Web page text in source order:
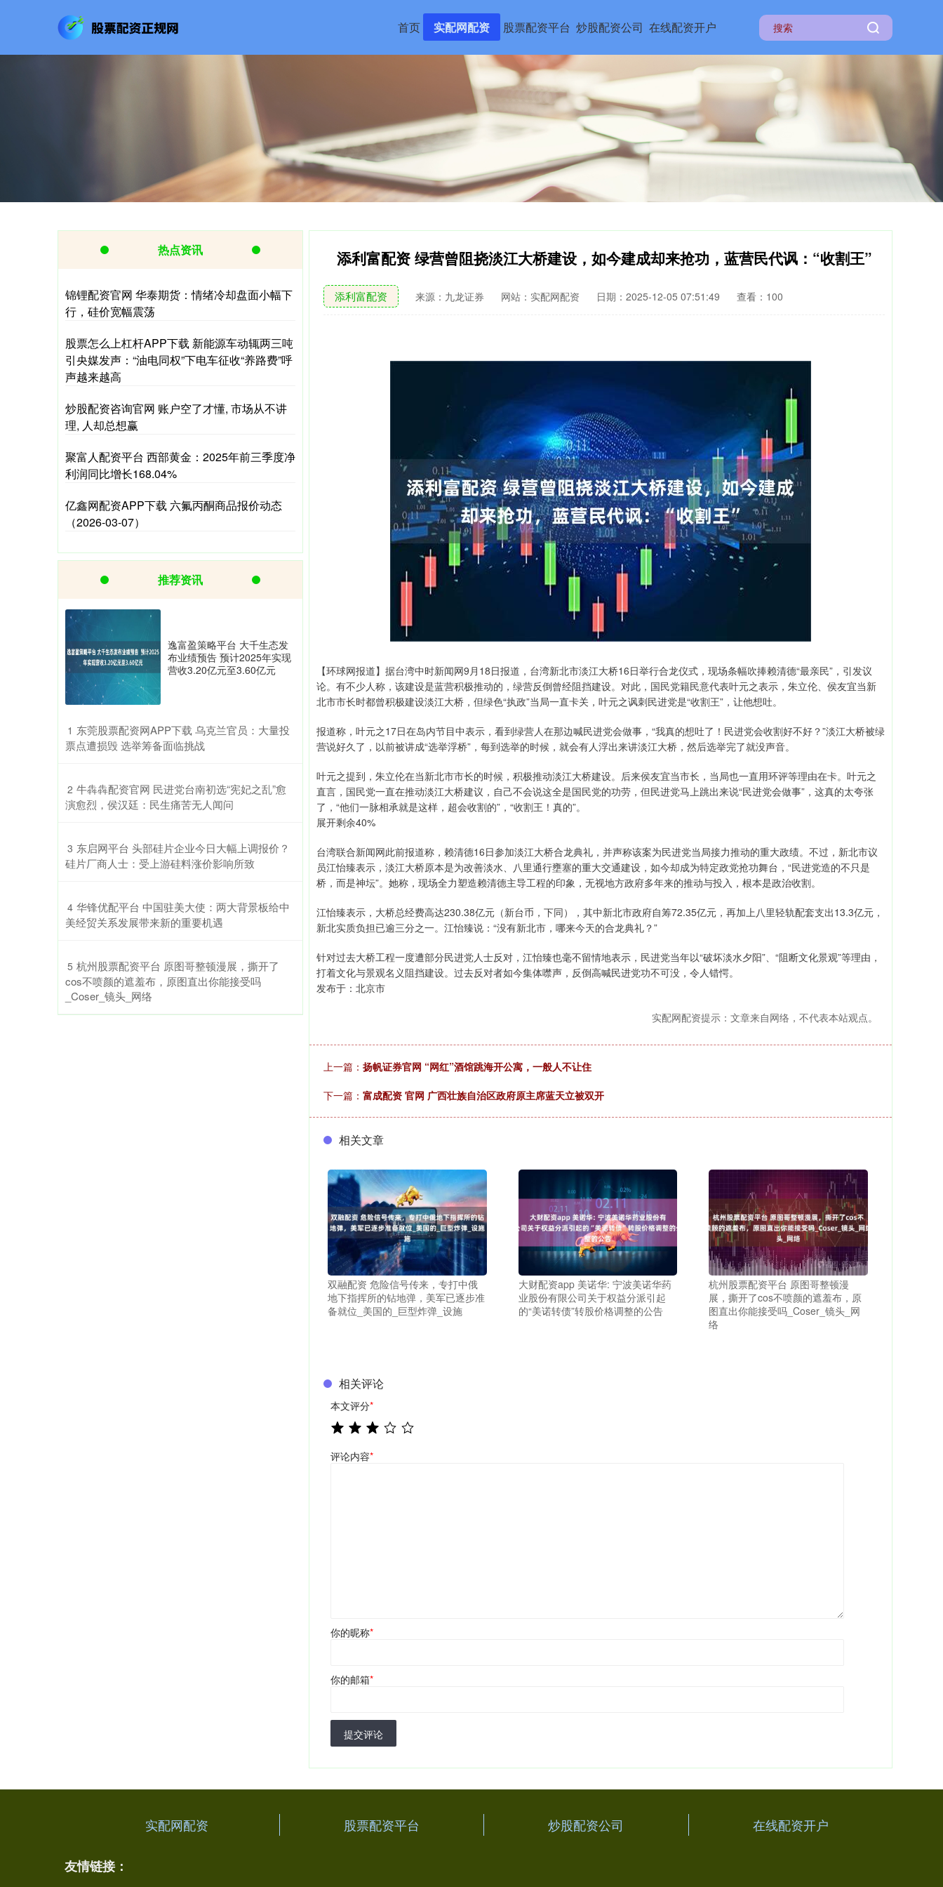
首页 实配网配资 股票配资平台 炒股配资公司 在线配资开户
添利富配资 绿营曾阻挠淡江大桥建设，如今建成却来抢功，蓝营民代讽：“收割王”
添利富配资 来源：九龙证券 网站：实配网配资 日期：2025-12-05 07:51:49 查看：100
【环球网报道】据台湾中时新闻网9月18日报道，台湾新北市淡江大桥16日举行合龙仪式，现场条幅吹捧赖清德“最亲民”，引发议
论。有不少人称，该建设是蓝营积极推动的，绿营反倒曾经阻挡建设。对此，国民党籍民意代表叶元之表示，朱立伦、侯友宜当新
北市市长时都曾积极建设淡江大桥，但绿色“执政”当局一直卡关，叶元之讽刺民进党是“收割王”，让他想吐。
报道称，叶元之17日在岛内节目中表示，看到绿营人在那边喊民进党会做事，“我真的想吐了！民进党会收割好不好？”淡江大桥被绿
营说好久了，以前被讲成“选举浮桥”，每到选举的时候，就会有人浮出来讲淡江大桥，然后选举完了就没声音。
叶元之提到，朱立伦在当新北市市长的时候，积极推动淡江大桥建设。后来侯友宜当市长，当局也一直用环评等理由在卡。叶元之
直言，国民党一直在推动淡江大桥建议，自己不会说这全是国民党的功劳，但民进党马上跳出来说“民进党会做事”，这真的太夸张
了，“他们一脉相承就是这样，超会收割的”，“收割王！真的”。
展开剩余40%
台湾联合新闻网此前报道称，赖清德16日参加淡江大桥合龙典礼，并声称该案为民进党当局接力推动的重大政绩。不过，新北市议
员江怡臻表示，淡江大桥原本是为改善淡水、八里通行壅塞的重大交通建设，如今却成为特定政党抢功舞台，“民进党造的不只是
桥，而是神坛”。她称，现场全力塑造赖清德主导工程的印象，无视地方政府多年来的推动与投入，根本是政治收割。
江怡臻表示，大桥总经费高达230.38亿元（新台币，下同），其中新北市政府自筹72.35亿元，再加上八里轻轨配套支出13.3亿元，
新北实质负担已逾三分之一。江怡臻说：“没有新北市，哪来今天的合龙典礼？”
针对过去大桥工程一度遭部分民进党人士反对，江怡臻也毫不留情地表示，民进党当年以“破坏淡水夕阳”、“阻断文化景观”等理由，
打着文化与景观名义阻挡建设。过去反对者如今集体噤声，反倒高喊民进党功不可没，令人错愕。
发布于：北京市
实配网配资提示：文章来自网络，不代表本站观点。
上一篇： 扬帆证券官网 “网红”酒馆跳海开公寓，一般人不让住
下一篇： 富成配资 官网 广西壮族自治区政府原主席蓝天立被双开
相关文章
双融配资 危险信号传来，专打中俄
地下指挥所的钻地弹，美军已逐步准
备就位_美国的_巨型炸弹_设施
大财配资app 美诺华: 宁波美诺华药
业股份有限公司关于权益分派引起
的“美诺转债”转股价格调整的公告
杭州股票配资平台 原图哥整顿漫
展，撕开了cos不喷颜的遮羞布，原
图直出你能接受吗_Coser_镜头_网
络
相关评论
本文评分*
评论内容*
你的昵称*
你的邮箱*
提交评论
热点资讯
锦锂配资官网 华泰期货：情绪冷却盘面小幅下
行，硅价宽幅震荡
股票怎么上杠杆APP下载 新能源车动辄两三吨
引央媒发声：“油电同权”下电车征收“养路费”呼
声越来越高
炒股配资咨询官网 账户空了才懂, 市场从不讲
理, 人却总想赢
聚富人配资平台 西部黄金：2025年前三季度净
利润同比增长168.04%
亿鑫网配资APP下载 六氟丙酮商品报价动态
（2026-03-07）
推荐资讯
逸富盈策略平台 大千生态发
布业绩预告 预计2025年实现
营收3.20亿元至3.60亿元
1 ​东莞股票配资网APP下载 乌克兰官员：大量投
票点遭损毁 选举筹备面临挑战
2 ​牛犇犇配资官网 民进党台南初选“宪妃之乱”愈
演愈烈，侯汉廷：民生痛苦无人闻问
3 ​东启网平台 头部硅片企业今日大幅上调报价？
硅片厂商人士：受上游硅料涨价影响所致
4 ​华锋优配平台 中国驻美大使：两大背景板给中
美经贸关系发展带来新的重要机遇
5 ​杭州股票配资平台 原图哥整顿漫展，撕开了
cos不喷颜的遮羞布，原图直出你能接受吗
_Coser_镜头_网络
实配网配资 股票配资平台 炒股配资公司 在线配资开户
友情链接：